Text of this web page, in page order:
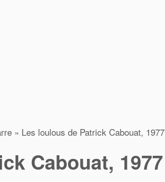
» Les loulous de Patrick Cabouat, 1977
Cabouat, 1977